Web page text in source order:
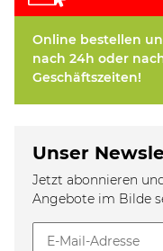
Online bestellen
nach 24h oder
Geschäftszeiten!
Unser
Jetzt abonnieren
Angebote im Bilde